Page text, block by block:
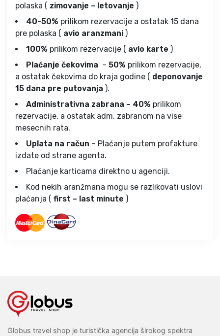
polaska ( zimovanje – letovanje )
40-50% prilikom rezervacije a ostatak 15 dana
pre polaska ( avio aranzmani )
100% prilikom rezervacije ( avio karte )
Plaćanje čekovima – 50% prilikom rezervacije,
a ostatak čekovima do kraja godine ( deponovanje
15 dana pre putovanja ).
Administrativna zabrana – 40% prilikom
rezervacije, a ostatak adm. zabranom na vise
mesecnih rata.
Uplata na račun – Plaćanje putem profakture
izdate od strane agenta.
Plaćanje karticama direktno u agenciji.
Kod nekih aranžmana mogu se razlikovati uslovi
plaćanja ( first – last minute )
Globus travel shop je turistička agencija širokog spektra